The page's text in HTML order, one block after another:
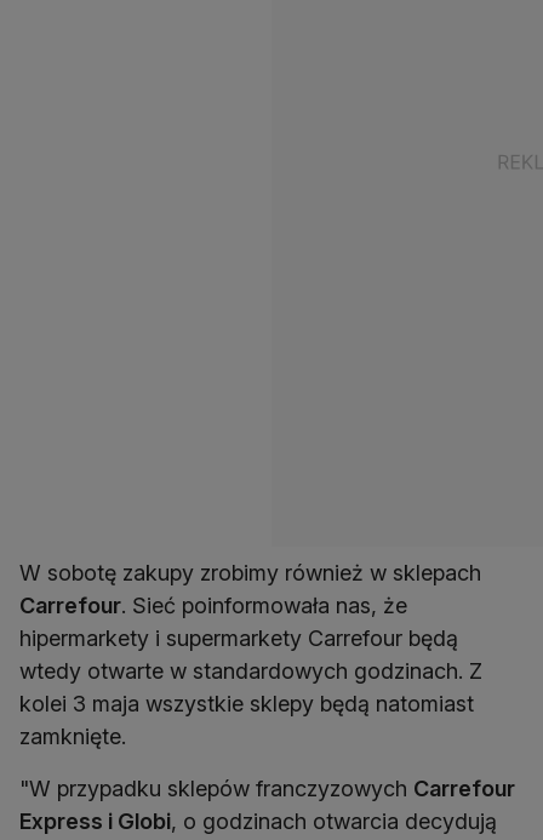
W sobotę zakupy zrobimy również w sklepach
Carrefour. Sieć poinformowała nas, że
hipermarkety i supermarkety Carrefour będą
wtedy otwarte w standardowych godzinach. Z
kolei 3 maja wszystkie sklepy będą natomiast
zamknięte.
"W przypadku sklepów franczyzowych Carrefour
Express i Globi, o godzinach otwarcia decydują